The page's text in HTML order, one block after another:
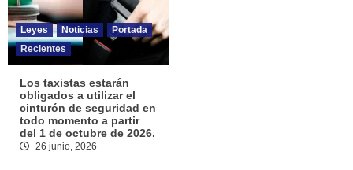
Leyes Noticias
Portada
Recientes
Los taxistas estarán
obligados a utilizar el
cinturón de seguridad en
todo momento a partir
del 1 de octubre de 2026.
26 junio, 2026